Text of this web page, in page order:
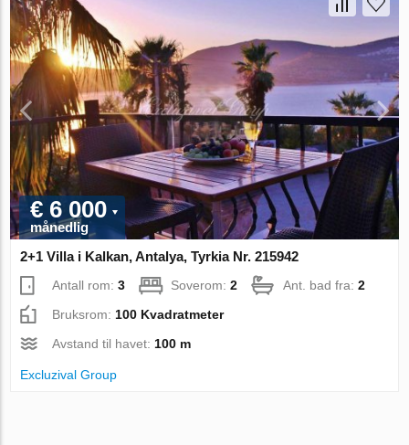
€ 6 000
månedlig
2+1 Villa i Kalkan, Antalya, Tyrkia Nr. 215942
Antall rom:3 Soverom:2 Ant. bad fra:2
Bruksrom: 100 Kvadratmeter
Avstand til havet: 100 m
Excluzival Group